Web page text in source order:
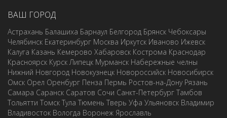
ВАШ ГОРОД
Астрахань Балашиха Барнаул Белгород Брянск Чебоксары
Челябинск Екатеринбург Москва Иркутск Иваново Ижевск
Калуга Казань Кемерово Хабаровск Кострома Краснодар
Красноярск Курск Липецк Мурманск Набережные челны
Нижний Новгород Новокузнецк Новороссийск Новосибирск
Омск Орел Оренбург Пенза Пермь Ростов-на-Дону Рязань
Самара Саранск Саратов Сочи Санкт-Петербург Тамбов
Тольятти Томск Тула Тюмень Тверь Уфа Ульяновск Владимир
Владивосток Вологда Воронеж Ярославль